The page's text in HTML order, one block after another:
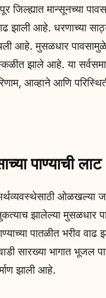
मान्सूनच्या
झाली आहे. धरणाच्या
आहे. मुसळधार
झाले आहे. या
आव्हाने आणि
पाण्याची लाट
ओळखल्या
झालेल्या मुसळधार
पातळीत भरीव
सारख्या भागात भूजल
झाली आहे.